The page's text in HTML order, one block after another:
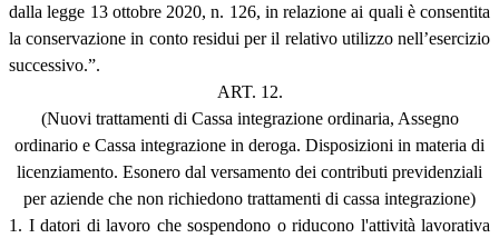
dalla legge 13 ottobre 2020, n. 126, in relazione ai quali è consentita
la conservazione in conto residui per il relativo utilizzo nell’esercizio
successivo.”.
ART. 12.
(Nuovi trattamenti di Cassa integrazione ordinaria, Assegno
ordinario e Cassa integrazione in deroga. Disposizioni in materia di
licenziamento. Esonero dal versamento dei contributi previdenziali
per aziende che non richiedono trattamenti di cassa integrazione)
1. I datori di lavoro che sospendono o riducono l'attività lavorativa